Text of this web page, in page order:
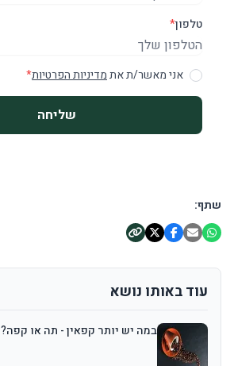
טלפון*
אני מאשר/ת אתמדיניות הפרטיות*
שליחה
שתף:
עוד באותו נושא
במה יש יותר קפאין - תה או קפה?